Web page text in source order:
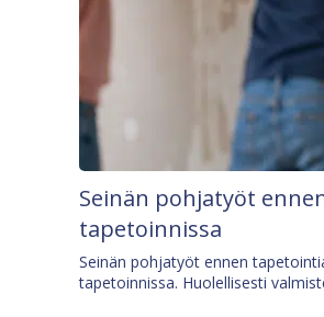
Seinän pohjatyöt
tapetoinnissa
Seinän pohjatyöt ennen
tapetoinnissa. Huolellisesti